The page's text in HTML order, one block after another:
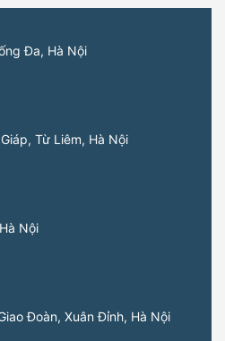
Đa, Hà Nội
Từ Liêm, Hà Nội
Nội
Đoàn, Xuân Đỉnh, Hà Nội